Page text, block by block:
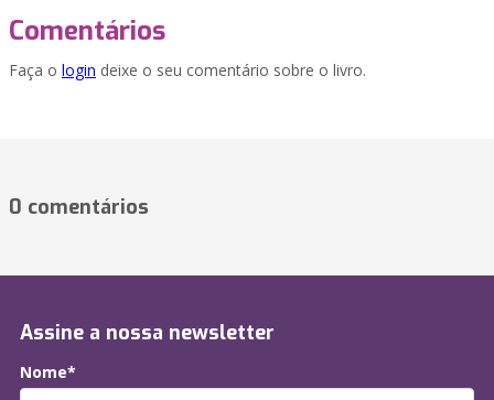
Comentários
Faça o login deixe o seu comentário sobre o livro.
0 comentários
Assine a nossa newsletter
Nome*